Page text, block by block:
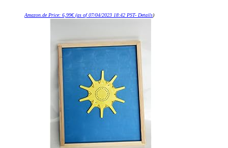
Amazon.de Price: 6,99€(as of 07/04/2023 18:42 PST- Details)